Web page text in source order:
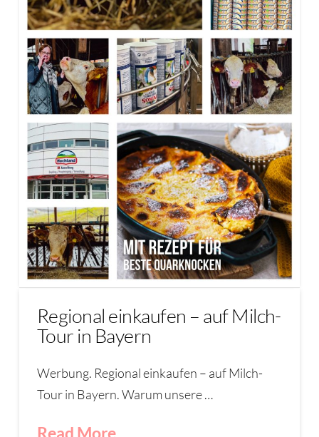
Regional einkaufen – auf Milch-
Tour in Bayern
Werbung. Regional einkaufen – auf Milch-
Tour in Bayern. Warum unsere …